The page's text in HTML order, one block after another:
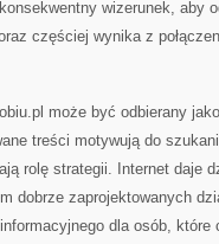
wizerunek, aby
częściej wynika z
może być odbierany
treści motywują do
rolę strategii. Internet daje
dobrze zaprojektowanych
dla osób,